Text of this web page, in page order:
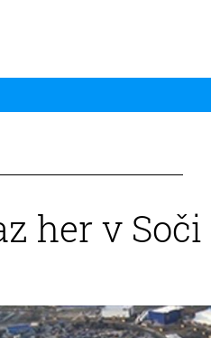
her v Soči